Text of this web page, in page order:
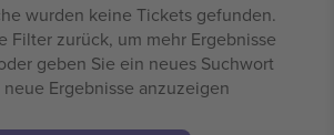
wurden keine Tickets gefunden.
Filter zurück, um mehr Ergebnisse
geben Sie ein neues Suchwort
Ergebnisse anzuzeigen